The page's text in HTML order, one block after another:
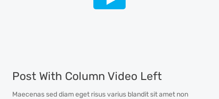
Post With Column Video Left
Maecenas sed diam eget risus varius blandit sit amet non